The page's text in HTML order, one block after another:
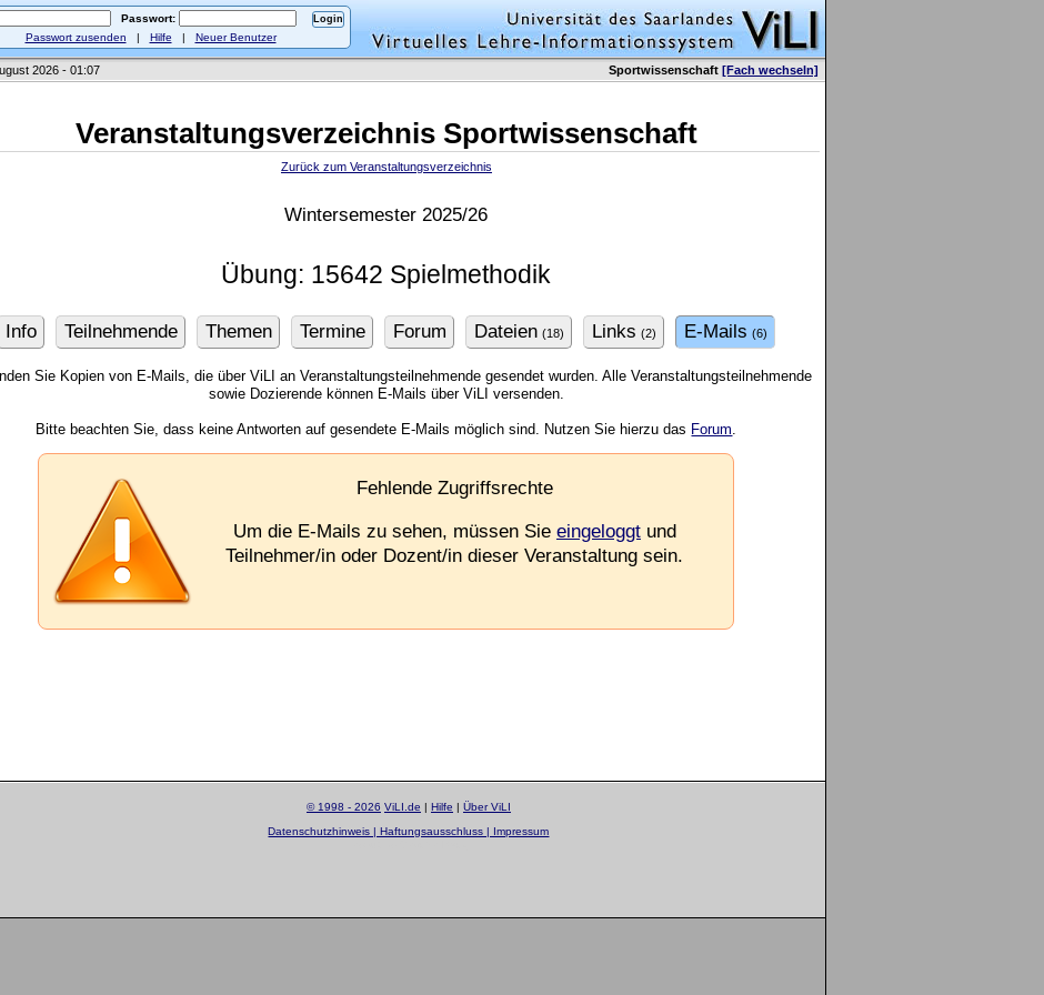
Passwort:
Passwort zusenden | Hilfe | Neuer Benutzer
2026 - 01:07 Sportwissenschaft [Fach wechseln]
Veranstaltungsverzeichnis Sportwissenschaft
Zurück zum Veranstaltungsverzeichnis
Wintersemester 2025/26
Übung: 15642 Spielmethodik
Info Teilnehmende Themen Termine Forum Dateien (18) Links (2) E-Mails (6)
Sie Kopien von E-Mails, die über ViLI an Veranstaltungsteilnehmende gesendet wurden. Alle Veranstaltungsteilnehmende
sowie Dozierende können E-Mails über ViLI versenden.
Bitte beachten Sie, dass keine Antworten auf gesendete E-Mails möglich sind. Nutzen Sie hierzu das Forum
Fehlende Zugriffsrechte
Um die E-Mails zu sehen, müssen Sie eingeloggtund
Teilnehmer/in oder Dozent/in dieser Veranstaltung sein.
© 1998 - 2026 ViLI.de | Hilfe | Über ViLI
Datenschutzhinweis | Haftungsausschluss | Impressum